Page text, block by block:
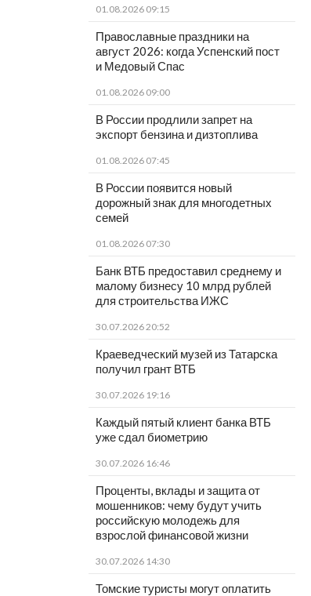
01.08.2026 09:15
Православные праздники на
август 2026: когда Успенский пост
и Медовый Спас
01.08.2026 09:00
В России продлили запрет на
экспорт бензина и дизтоплива
01.08.2026 07:45
В России появится новый
дорожный знак для многодетных
семей
01.08.2026 07:30
Банк ВТБ предоставил среднему и
малому бизнесу 10 млрд рублей
для строительства ИЖС
30.07.2026 20:52
Краеведческий музей из Татарска
получил грант ВТБ
30.07.2026 19:16
Каждый пятый клиент банка ВТБ
уже сдал биометрию
30.07.2026 16:46
Проценты, вклады и защита от
мошенников: чему будут учить
российскую молодежь для
взрослой финансовой жизни
30.07.2026 14:30
Томские туристы могут оплатить